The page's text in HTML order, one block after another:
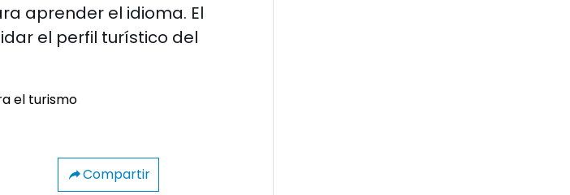
aprender el idioma. El
el perfil turístico del
Compartir